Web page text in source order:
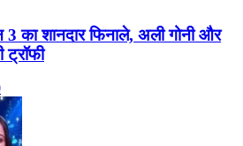
का शानदार फिनाले, अली गोनी और